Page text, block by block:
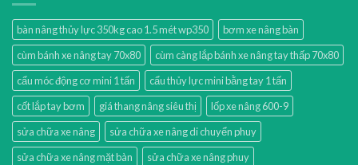
bàn nâng thủy lực 350kg cao 1.5 mét wp350
bơm xe nâng bàn
cùm bánh xe nâng tay 70x80
cùm càng lắp bánh xe nâng tay thấp 70x80
cẩu móc động cơ mini 1 tấn
cẩu thủy lực mini bằng tay 1 tấn
cốt lắp tay bơm
giá thang nâng siêu thị
lốp xe nâng 600-9
sửa chữa xe nâng
sửa chữa xe nâng di chuyển phuy
sửa chữa xe nâng mặt bàn
sửa chữa xe nâng phuy